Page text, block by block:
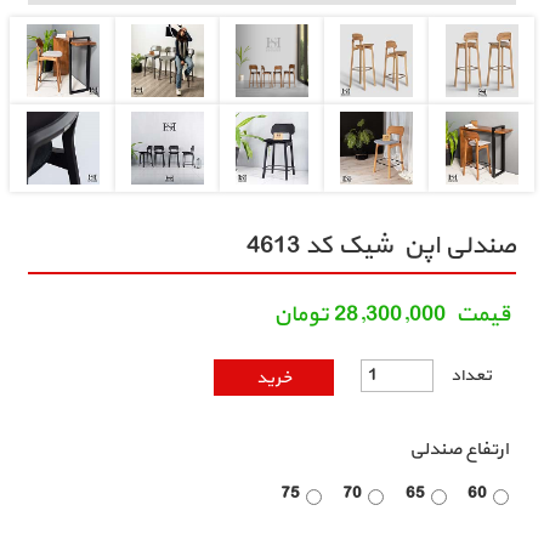
صندلی اپن شیک کد 4613
ارتفاع صندلی
60
65
70
75
تعداد
قيمت28,300,000تومان